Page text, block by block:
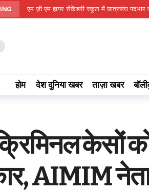
एम ज़ी एम हायर सेकेंडरी स्कूल में छात्रसंघ पदभार
मुख्यमंत्री विष्णु देव साय की संवेदनशील पहल से
नवजात का पहला सुरक्षा कवच- स्तनपान और इसका
रायपुर नगर निगम के वार्ड-59 में बनेगा मंगल भवन,
होम देश दुनिया खबर ताज़ा खबर
केसों
AIMIM नेता